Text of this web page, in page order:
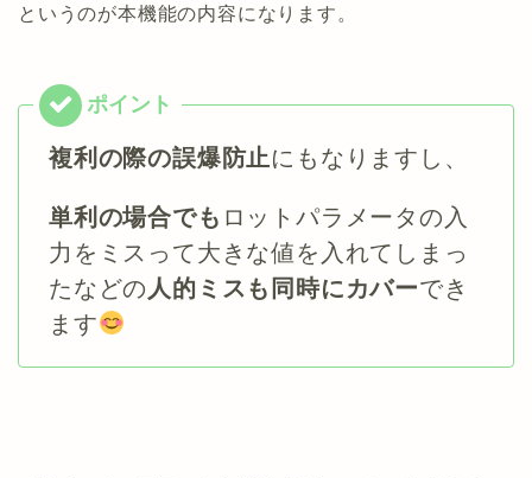
というのが本機能の内容になります。
複利の際の誤爆防止にもなりますし、
単利の場合でも ロットパラメータの入
力をミスって大きな値を入れてしまっ
たなどの 人的ミスも同時にカバーでき
ます